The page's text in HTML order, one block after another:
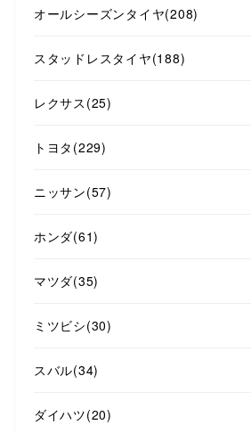
オールシーズンタイヤ(208)
スタッドレスタイヤ(188)
レクサス (25)
トヨタ (229)
ニッサン(57)
ホンダ(61)
マツダ(35)
ミツビシ(30)
スバル(34)
ダイハツ(20)